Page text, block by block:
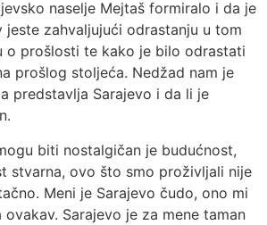
naselje Mejtaš formiralo i da je
jeste zahvaljujući odrastanju u tom
o prošlosti te kako je bilo odrastati
prošlog stoljeća. Nedžad nam je
predstavlja Sarajevo i da li je
biti nostalgičan je budućnost,
stvarna, ovo što smo proživljali nije
Meni je Sarajevo čudo, ono mi
Sarajevo je za mene taman